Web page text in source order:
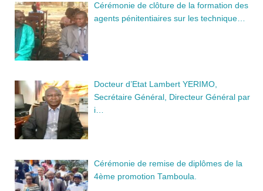
Cérémonie de clôture de la formation des
agents pénitentiaires sur les technique…
Docteur d’Etat Lambert YERIMO,
Secrétaire Général, Directeur Général par
i…
Cérémonie de remise de diplômes de la
4ème promotion Tamboula.